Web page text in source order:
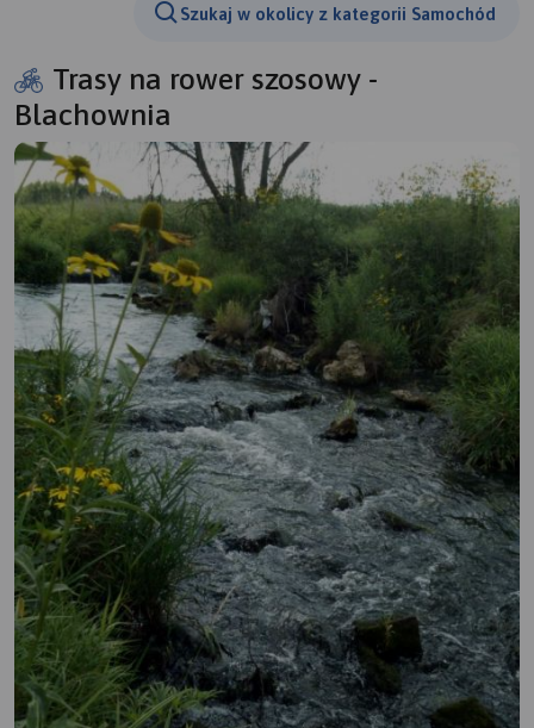
Szukaj w okolicy z kategorii Samochód
Trasy na rower szosowy -
Blachownia